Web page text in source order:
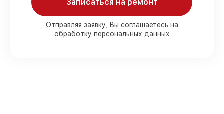
наших мастерских в Москве, остальные
доступны для срочного заказа
Подлинные запчасти MSI и
Записаться на ремонт
Отправляя заявку, Вы соглашаетесь на
обработку персональных данных